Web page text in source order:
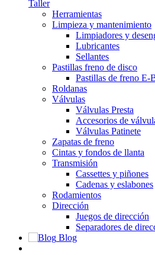
Taller
Herramientas
Limpieza y mantenimiento
Limpiadores y
Lubricantes
Sellantes
Pastillas freno de disco
Pastillas de freno E-
Roldanas
Válvulas
Válvulas Presta
Accesorios de
Válvulas Patinete
Zapatas de freno
Cintas y fondos de llanta
Transmisión
Cassettes y piñones
Cadenas y eslabones
Rodamientos
Dirección
Juegos de dirección
Separadores de
Blog